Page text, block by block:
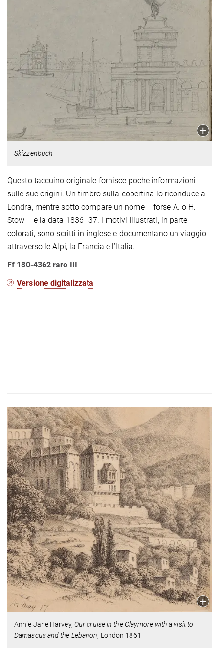
Skizzenbuch
Questo taccuino originale fornisce poche informazioni
sulle sue origini. Un timbro sulla copertina lo riconduce a
Londra, mentre sotto compare un nome – forse A. o H.
Stow – e la data 1836–37. I motivi illustrati, in parte
colorati, sono scritti in inglese e documentano un viaggio
attraverso le Alpi, la Francia e l’Italia.
Ff 180-4362 raro III
Versione digitalizzata
Annie Jane Harvey, Our cruise in the Claymore with a visit to
Damascus and the Lebanon, London 1861